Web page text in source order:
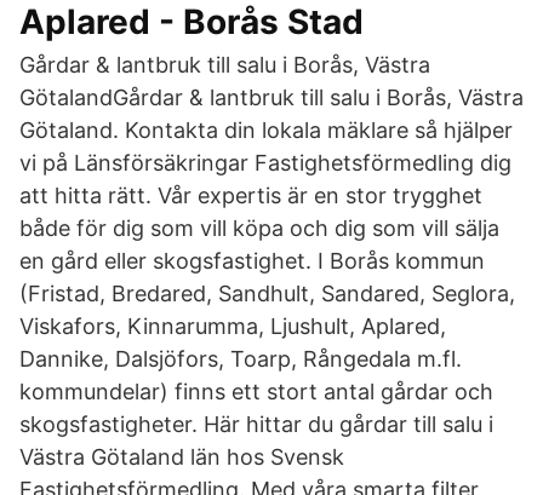
Aplared - Borås Stad
Gårdar & lantbruk till salu i Borås, Västra
GötalandGårdar & lantbruk till salu i Borås, Västra
Götaland. Kontakta din lokala mäklare så hjälper
vi på Länsförsäkringar Fastighetsförmedling dig
att hitta rätt. Vår expertis är en stor trygghet
både för dig som vill köpa och dig som vill sälja
en gård eller skogsfastighet. I Borås kommun
(Fristad, Bredared, Sandhult, Sandared, Seglora,
Viskafors, Kinnarumma, Ljushult, Aplared,
Dannike, Dalsjöfors, Toarp, Rångedala m.fl.
kommundelar) finns ett stort antal gårdar och
skogsfastigheter. Här hittar du gårdar till salu i
Västra Götaland län hos Svensk
Fastighetsförmedling. Med våra smarta filter